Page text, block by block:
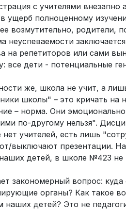
с учителями внезапно
ущерб полноценному
возмутительно, родители,
неуспеваемости
на репетиторов или сами
все дети - потенциальные
же, школа не учит, а
школы" – это кричать на
– норма. Они
по-другому нельзя".
нет учителей, есть лишь
выключают презентации.
детей, в школе №423 не
закономерный вопрос:
органы? Как такое
наших детей? Это не